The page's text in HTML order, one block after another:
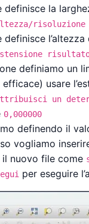
definisce la
definiamo un
usare
un
0,000000
definendo il
vogliamo
il nuovo file come
per eseguire